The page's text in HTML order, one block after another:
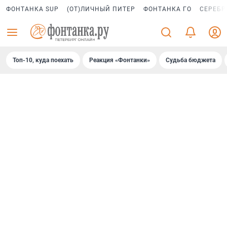
ФОНТАНКА SUP (ОТ)ЛИЧНЫЙ ПИТЕР ФОНТАНКА ГО
Топ-10, куда поехать Реакция «Фонтанки» Судьба бюджета